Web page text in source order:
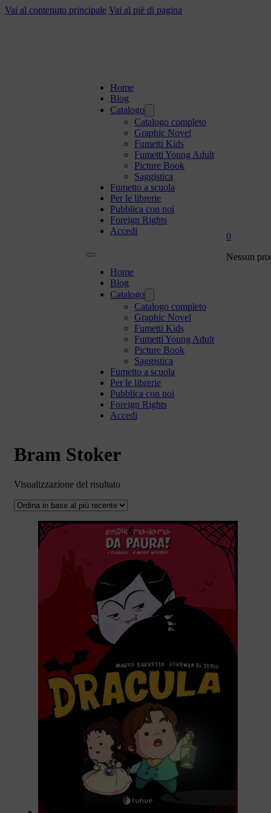
Vai al contenuto principale Vai al piè di pagina
Home
Blog
Catalogo
Catalogo completo
Graphic Novel
Fumetti Kids
Fumetti Young Adult
Picture Book
Saggistica
Fumetto a scuola
Per le librerie
Pubblica con noi
Foreign Rights
Accedi
Home
Blog
Catalogo
Catalogo completo
Graphic Novel
Fumetti Kids
Fumetti Young Adult
Picture Book
Saggistica
Fumetto a scuola
Per le librerie
Pubblica con noi
Foreign Rights
Accedi
0
Nessun
Bram Stoker
Visualizzazione del risultato